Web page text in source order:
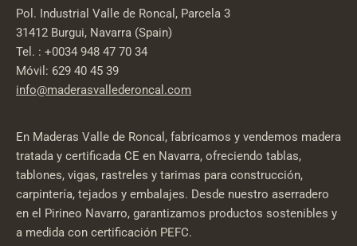
Pol. Industrial Valle de Roncal, Parcela 3
31412 Burgui, Navarra (Spain)
Tel. : +0034 948 47 70 34
Móvil: 629 40 45 39
info@maderasvallederoncal.com
En Maderas Valle de Roncal, fabricamos y vendemos madera
tratada y certificada CE en Navarra, ofreciendo tablas,
tablones, vigas, rastreles y tarimas para construcción,
carpintería, tejados y embalajes. Desde nuestro aserradero
en el Pirineo Navarro, garantizamos productos sostenibles y
a medida con certificación PEFC.